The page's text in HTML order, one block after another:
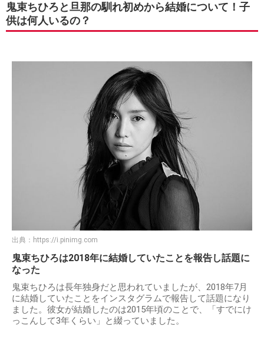
鬼束ちひろと旦那の馴れ初めから結婚について！子
供は何人いるの？
出典： https://i.pinimg.com
鬼束ちひろは2018年に結婚していたことを報告し話題に
なった
鬼束ちひろは長年独身だと思われていましたが、2018年7月
に結婚していたことをインスタグラムで報告して話題になり
ました。彼女が結婚したのは2015年頃のことで、「すでにけ
っこんして3年くらい」と綴っていました。